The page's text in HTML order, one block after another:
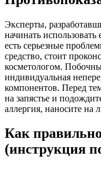
Эксперты,
начинать
есть серьезные
средство, стоит
косметологом.
индивидуальная
компонентов. Перед
на запястье и
аллергия, наносите на
Как
(инструкция